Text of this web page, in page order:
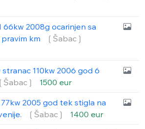
66kw 2008g ocarinjen sa
km
❲Šabac❳
stranac 110kw 2006 god 6
❲Šabac❳ 1500 eur
2005 god tek stigla na
❲Šabac❳ 1400 eur